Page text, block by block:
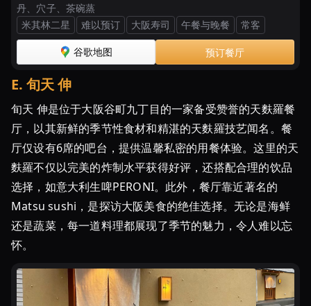
丹、穴子、茶碗蒸
米其林二星
难以预订 大阪寿司 午餐与晚餐 常客
谷歌地图 预订餐厅
E. 旬天 伸
旬天 伸是位于大阪谷町九丁目的一家备受赞誉的天麩羅餐
厅，以其新鲜的季节性食材和精湛的天麩羅技艺闻名。餐
厅仅设有6席的吧台，提供温馨私密的用餐体验。这里的天
麩羅不仅以完美的炸制水平获得好评，还搭配合理的饮品
选择，如意大利生啤PERONI。此外，餐厅靠近著名的
Matsu sushi，是探访大阪美食的绝佳选择。无论是海鲜
还是蔬菜，每一道料理都展现了季节的魅力，令人难以忘
怀。